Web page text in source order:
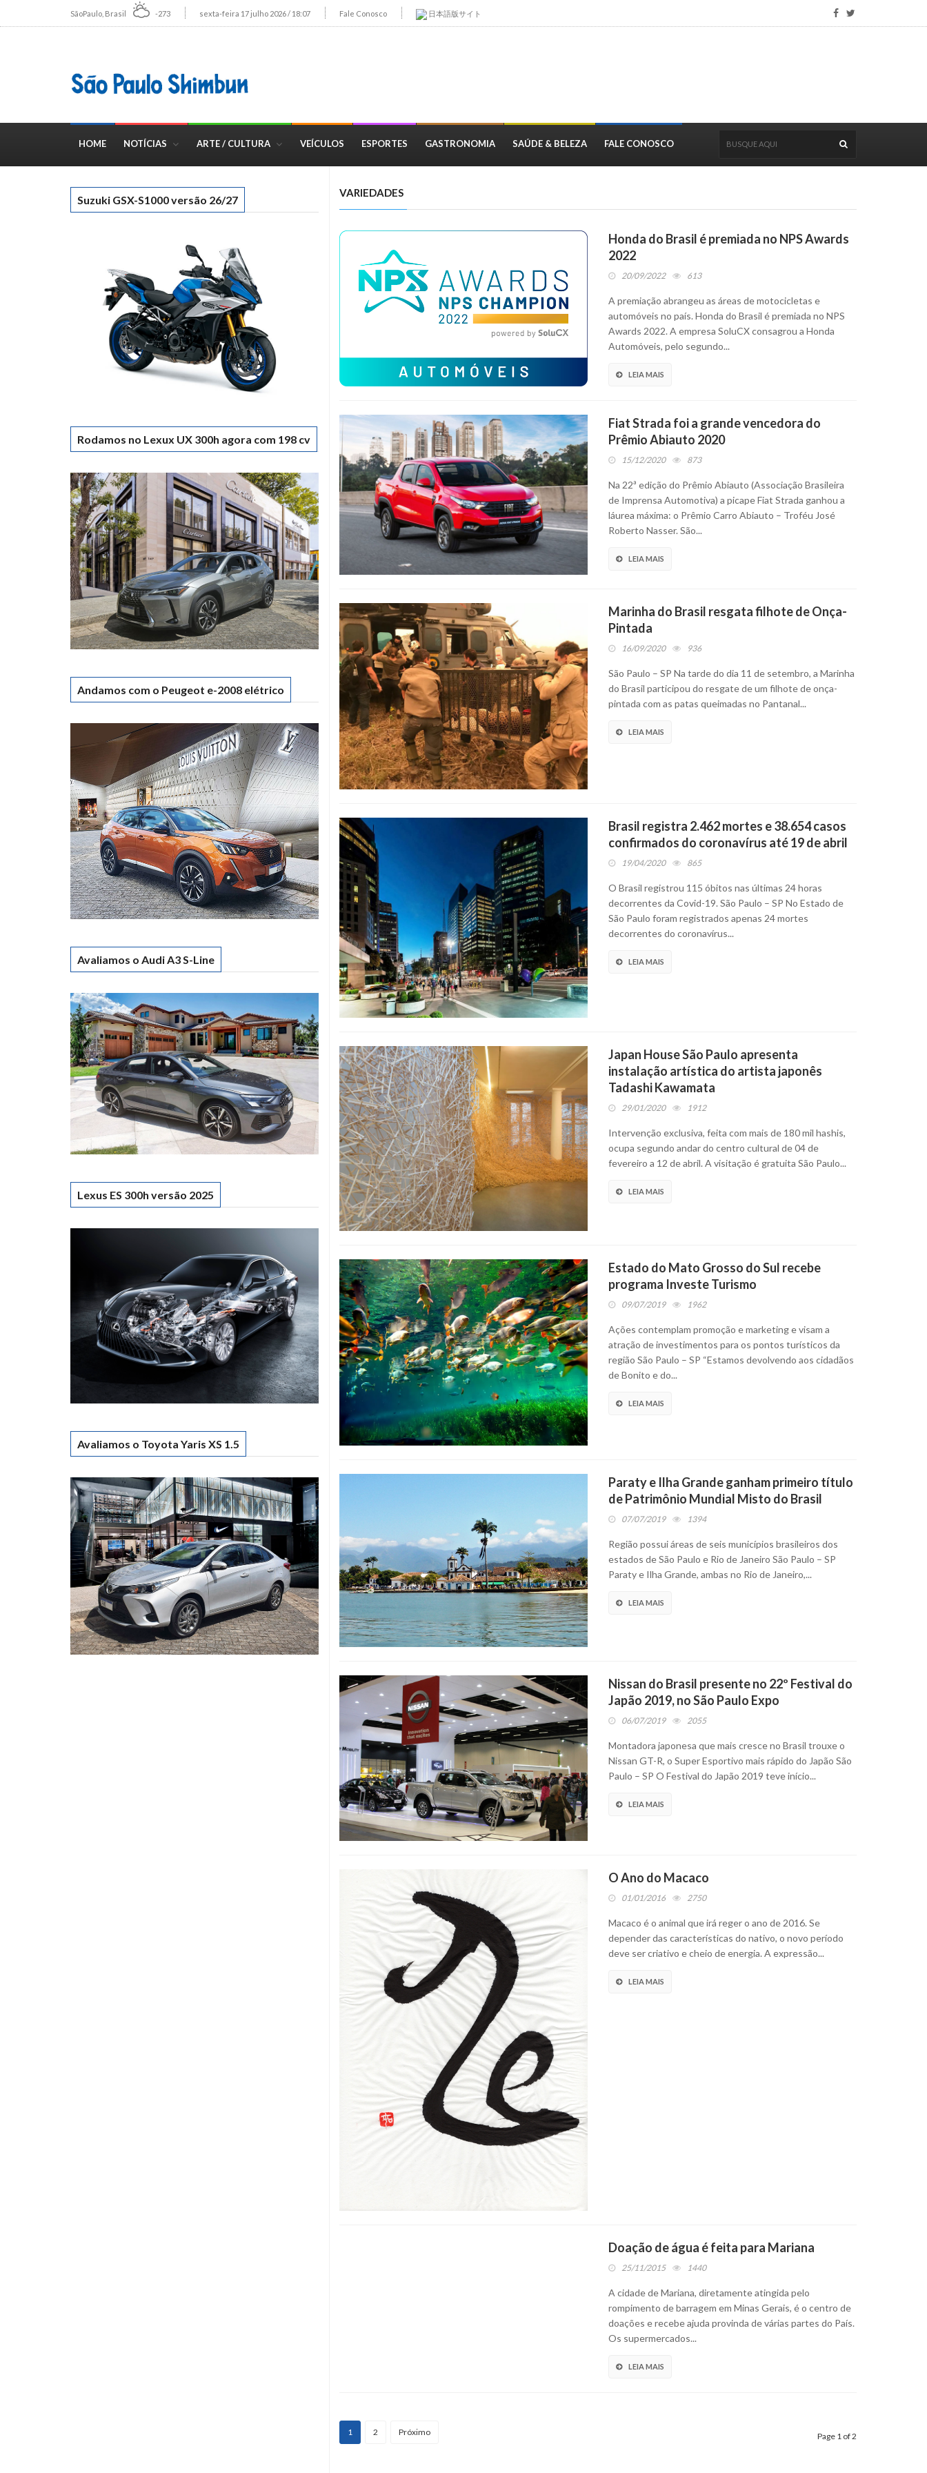
SãoPaulo, Brasil -273 sexta-feira 17 julho 2026 / 18:07 Fale Conosco 日本語版サイト
HOME NOTÍCIAS ARTE / CULTURA VEÍCULOS ESPORTES GASTRONOMIA SAÚDE & BELEZA FALE CONOSCO
Suzuki GSX-S1000 versão 26/27
Rodamos no Lexux UX 300h agora com 198 cv
Andamos com o Peugeot e-2008 elétrico
Avaliamos o Audi A3 S-Line
Lexus ES 300h versão 2025
Avaliamos o Toyota Yaris XS 1.5
VARIEDADES
Honda do Brasil é premiada no NPS Awards
2022
20/09/2022 613
A premiação abrangeu as áreas de motocicletas e
automóveis no país. Honda do Brasil é premiada no NPS
Awards 2022. A empresa SoluCX consagrou a Honda
Automóveis, pelo segundo...
LEIA MAIS
Fiat Strada foi a grande vencedora do
Prêmio Abiauto 2020
15/12/2020 873
Na 22ª edição do Prêmio Abiauto (Associação Brasileira
de Imprensa Automotiva) a picape Fiat Strada ganhou a
láurea máxima: o Prêmio Carro Abiauto – Troféu José
Roberto Nasser. São...
LEIA MAIS
Marinha do Brasil resgata filhote de Onça-
Pintada
16/09/2020 936
São Paulo – SP Na tarde do dia 11 de setembro, a Marinha
do Brasil participou do resgate de um filhote de onça-
pintada com as patas queimadas no Pantanal...
LEIA MAIS
Brasil registra 2.462 mortes e 38.654 casos
confirmados do coronavírus até 19 de abril
19/04/2020 865
O Brasil registrou 115 óbitos nas últimas 24 horas
decorrentes da Covid-19. São Paulo – SP No Estado de
São Paulo foram registrados apenas 24 mortes
decorrentes do coronavírus...
LEIA MAIS
Japan House São Paulo apresenta
instalação artística do artista japonês
Tadashi Kawamata
29/01/2020 1912
Intervenção exclusiva, feita com mais de 180 mil hashis,
ocupa segundo andar do centro cultural de 04 de
fevereiro a 12 de abril. A visitação é gratuita São Paulo...
LEIA MAIS
Estado do Mato Grosso do Sul recebe
programa Investe Turismo
09/07/2019 1962
Ações contemplam promoção e marketing e visam a
atração de investimentos para os pontos turísticos da
região São Paulo – SP “Estamos devolvendo aos cidadãos
de Bonito e do...
LEIA MAIS
Paraty e Ilha Grande ganham primeiro título
de Patrimônio Mundial Misto do Brasil
07/07/2019 1394
Região possui áreas de seis municípios brasileiros dos
estados de São Paulo e Rio de Janeiro São Paulo – SP
Paraty e Ilha Grande, ambas no Rio de Janeiro,...
LEIA MAIS
Nissan do Brasil presente no 22º Festival do
Japão 2019, no São Paulo Expo
06/07/2019 2055
Montadora japonesa que mais cresce no Brasil trouxe o
Nissan GT-R, o Super Esportivo mais rápido do Japão São
Paulo – SP O Festival do Japão 2019 teve início...
LEIA MAIS
O Ano do Macaco
01/01/2016 2750
Macaco é o animal que irá reger o ano de 2016. Se
depender das características do nativo, o novo período
deve ser criativo e cheio de energia. A expressão...
LEIA MAIS
Doação de água é feita para Mariana
25/11/2015 1440
A cidade de Mariana, diretamente atingida pelo
rompimento de barragem em Minas Gerais, é o centro de
doações e recebe ajuda provinda de várias partes do País.
Os supermercados...
LEIA MAIS
1 2 Próximo Page 1 of 2